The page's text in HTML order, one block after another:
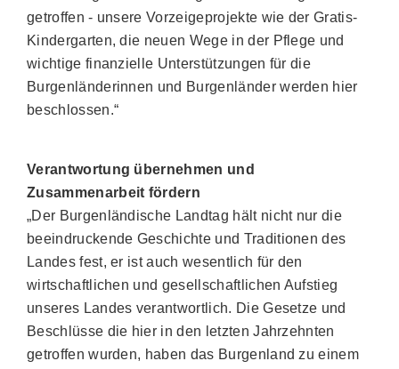
getroffen - unsere Vorzeigeprojekte wie der Gratis-
Kindergarten, die neuen Wege in der Pflege und
wichtige finanzielle Unterstützungen für die
Burgenländerinnen und Burgenländer werden hier
beschlossen.“
Verantwortung übernehmen und
Zusammenarbeit fördern
„Der Burgenländische Landtag hält nicht nur die
beeindruckende Geschichte und Traditionen des
Landes fest, er ist auch wesentlich für den
wirtschaftlichen und gesellschaftlichen Aufstieg
unseres Landes verantwortlich. Die Gesetze und
Beschlüsse die hier in den letzten Jahrzehnten
getroffen wurden, haben das Burgenland zu einem